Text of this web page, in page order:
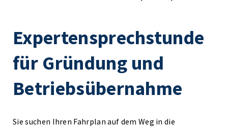
Expertensprechstunde
für Gründung und
Betriebsübernahme
Sie suchen Ihren Fahrplan auf dem Weg in die